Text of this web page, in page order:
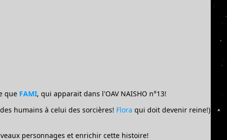
que FAMI, qui apparait dans l'OAV NAISHO n°13!
humains à celui des sorcières! Flora qui doit devenir reine!)
personnages et enrichir cette histoire!